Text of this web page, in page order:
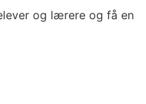
og lærere og få en